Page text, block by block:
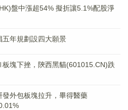
盤中漲超54% 擬折讓5.1%配股淨
年規劃設四大願景
板塊下挫，陝西黑貓(601015.CN)跌
發外包板塊拉升，畢得醫藥